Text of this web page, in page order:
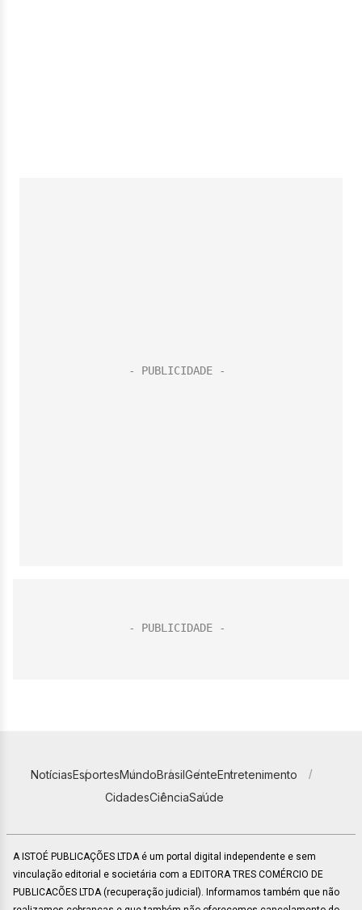
NotíciasEsportesMundoBrasilGenteEntretenimento
CidadesCiênciaSaúde
A ISTOÉ PUBLICAÇÕES LTDA é um portal digital independente e sem
vinculação editorial e societária com a EDITORA TRES COMÉRCIO DE
PUBLICACÕES LTDA (recuperação judicial). Informamos também que não